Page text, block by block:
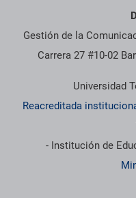
Gestión de la
Carrera 27 #10-02
Universidad
Reacreditada
- Institución de